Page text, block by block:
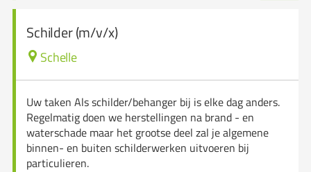
Schilder (m/v/x)
Schelle
Uw taken Als schilder/behanger bij is elke dag anders.
Regelmatig doen we herstellingen na brand - en
waterschade maar het grootse deel zal je algemene
binnen- en buiten schilderwerken uitvoeren bij
particulieren.